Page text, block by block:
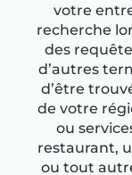
votre
recherche
des
d’autres
d’être
de votre
ou
restaurant,
ou tout